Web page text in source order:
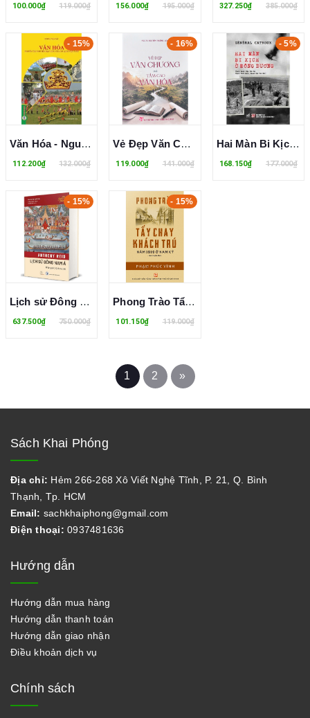
100.000₫ 119.000₫ 156.000₫ 195.000₫ 327.250₫ 385.000₫
- 15%
Văn Hóa - Nguồn Tài Nguyên Đặc Hữu Của Du Lịch Việt Nam - Dương Văn Sáu
112.200₫ 132.000₫
- 16%
Vẻ Đẹp Văn Chương Và Tầm Cao Văn Hóa - PGS.TS. Nguyễn Trường Lịch
119.000₫ 141.000₫
- 5%
Hai Màn Bi Kịch Ở Đông Dương - Général Catroux
168.150₫ 177.000₫
- 15%
Lịch sử Đông Nam Á - Những Giao Lộ Then Chốt (Bìa Cứng)- Anthony Reid
637.500₫ 750.000₫
- 15%
Phong Trào Tẩy Chay Khách Trú Năm 1919 Ở Nam Kỳ - Phạm Phúc Vĩnh
101.150₫ 119.000₫
1 2 »
Sách Khai Phóng
Địa chỉ: Hẻm 266-268 Xô Viết Nghệ Tĩnh, P. 21, Q. Bình
Thạnh, Tp. HCM
Email: sachkhaiphong@gmail.com
Điện thoại: 0937481636
Hướng dẫn
Hướng dẫn mua hàng
Hướng dẫn thanh toán
Hướng dẫn giao nhận
Điều khoản dịch vụ
Chính sách